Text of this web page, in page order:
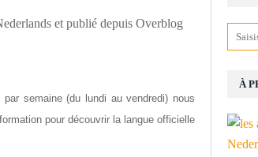
et publié depuis Overblog
semaine (du lundi au vendredi) nous
pour découvrir la langue officielle
À